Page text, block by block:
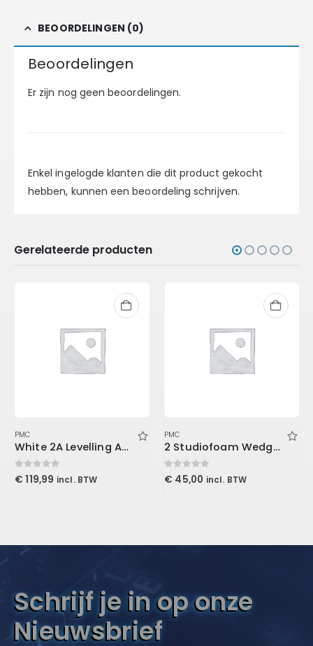
BEOORDELINGEN (0)
Beoordelingen
Er zijn nog geen beoordelingen.
Enkel ingelogde klanten die dit product gekocht
hebben, kunnen een beoordeling schrijven.
Gerelateerde producten
PMC
White 2A Levelling Amplifier (Download)
0out of 5
€ 119,99 incl. BTW
PMC
2 Studiofoam Wedge, 2/”x2’x4′ panel, Purple
0out of 5
€ 45,00 incl. BTW
Schrijf je in op onze
Nieuwsbrief